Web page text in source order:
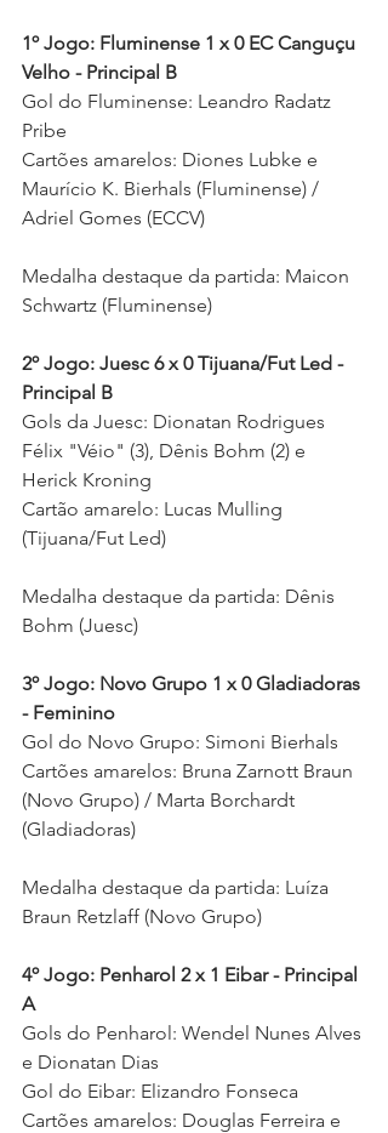
1º Jogo: Fluminense 1 x 0 EC Canguçu
Velho - Principal B
Gol do Fluminense: Leandro Radatz
Pribe
Cartões amarelos: Diones Lubke e
Maurício K. Bierhals (Fluminense) /
Adriel Gomes (ECCV)
Medalha destaque da partida: Maicon
Schwartz (Fluminense)
2º Jogo: Juesc 6 x 0 Tijuana/Fut Led -
Principal B
Gols da Juesc: Dionatan Rodrigues
Félix "Véio" (3), Dênis Bohm (2) e
Herick Kroning
Cartão amarelo: Lucas Mulling
(Tijuana/Fut Led)
Medalha destaque da partida: Dênis
Bohm (Juesc)
3º Jogo: Novo Grupo 1 x 0 Gladiadoras
- Feminino
Gol do Novo Grupo: Simoni Bierhals
Cartões amarelos: Bruna Zarnott Braun
(Novo Grupo) / Marta Borchardt
(Gladiadoras)
Medalha destaque da partida: Luíza
Braun Retzlaff (Novo Grupo)
4º Jogo: Penharol 2 x 1 Eibar - Principal
A
Gols do Penharol: Wendel Nunes Alves
e Dionatan Dias
Gol do Eibar: Elizandro Fonseca
Cartões amarelos: Douglas Ferreira e